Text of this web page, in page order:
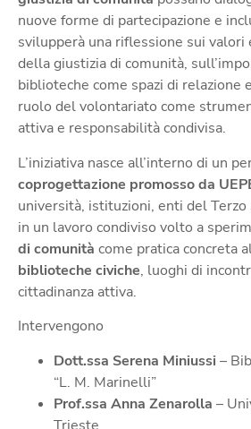
nuove forme di partecipazione e
svilupperà una riflessione sui valori
della giustizia di comunità,
biblioteche come spazi di relazione
ruolo del volontariato come
attiva e responsabilità condivisa.
L’iniziativa nasce all’interno di un
coprogettazione promosso da
università, istituzioni, enti del
in un lavoro condiviso volto a
di comunità come pratica concreta
biblioteche civiche, luoghi di
cittadinanza attiva.
Intervengono
Dott.ssa Serena Miniussi–
“L. M. Marinelli”
Prof.ssa Anna Zenarolla –
Trieste